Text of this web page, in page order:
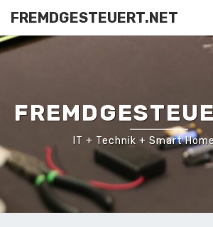
content
FREMDGESTEUERT.NET
IT + Technik + Smart